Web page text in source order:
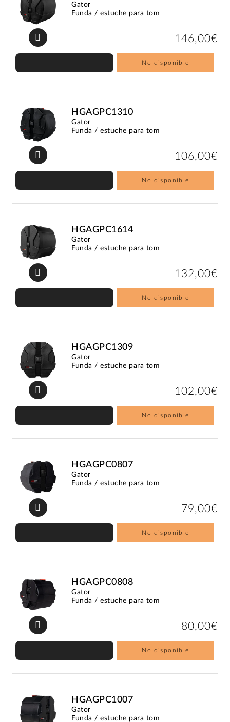
Gator
Funda / estuche para tom
146,00€
No disponible
HGAGPC1310
Gator
Funda / estuche para tom
106,00€
No disponible
HGAGPC1614
Gator
Funda / estuche para tom
132,00€
No disponible
HGAGPC1309
Gator
Funda / estuche para tom
102,00€
No disponible
HGAGPC0807
Gator
Funda / estuche para tom
79,00€
No disponible
HGAGPC0808
Gator
Funda / estuche para tom
80,00€
No disponible
HGAGPC1007
Gator
Funda / estuche para tom